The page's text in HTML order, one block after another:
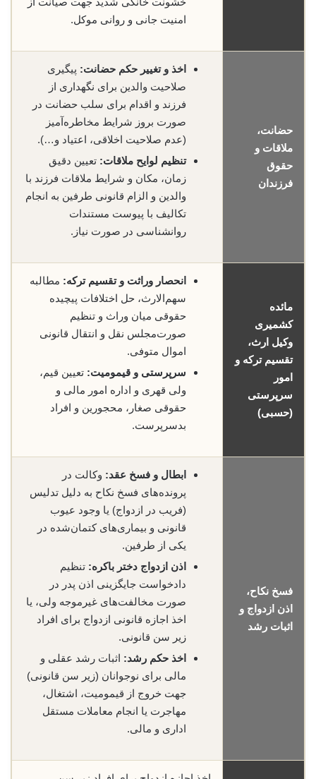
امنیت جانی و روانی موکل.
حضانت،
ملاقات و
حقوق
فرزندان
اخذ و تغییر حکم حضانت: پیگیری
صلاحیت والدین برای نگهداری از
فرزند و اقدام برای سلب حضانت در
صورت بروز شرایط مخاطره‌آمیز
(عدم صلاحیت اخلاقی، اعتیاد و…).
تنظیم لوایح ملاقات: تعیین دقیق
زمان، مکان و شرایط ملاقات فرزند با
والدین و الزام قانونی طرفین به انجام
تکالیف با پیوست مستندات
روانشناسی در صورت نیاز.
مائده
کشمیری
وکیل ارث،
تقسیم ترکه و
امور
سرپرستی
(حسبی)
انحصار وراثت و تقسیم ترکه: مطالبه
سهم‌الارث، حل اختلافات پیچیده
حقوقی میان وراث و تنظیم
صورت‌مجلس نقل و انتقال قانونی
اموال متوفی.
سرپرستی و قیمومیت: تعیین قیم،
ولی قهری و اداره امور مالی و
حقوقی صغار، محجورین و افراد
بدسرپرست.
فسخ نکاح،
اذن ازدواج و
اثبات رشد
ابطال و فسخ عقد: وکالت در
پرونده‌های فسخ نکاح به دلیل تدلیس
(فریب در ازدواج) یا وجود عیوب
قانونی و بیماری‌های کتمان‌شده در
یکی از طرفین.
اذن ازدواج دختر باکره: تنظیم
دادخواست جایگزینی اذن پدر در
صورت مخالفت‌های غیرموجه ولی، یا
اخذ اجازه قانونی ازدواج برای افراد
زیر سن قانونی.
اخذ حکم رشد: اثبات رشد عقلی و
مالی برای نوجوانان (زیر سن قانونی)
جهت خروج از قیمومیت، اشتغال،
مهاجرت یا انجام معاملات مستقل
اداری و مالی.